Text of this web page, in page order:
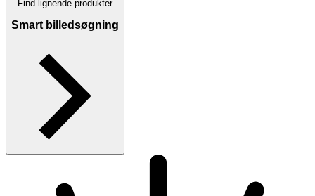
Find lignende produkter
Smart billedsøgning